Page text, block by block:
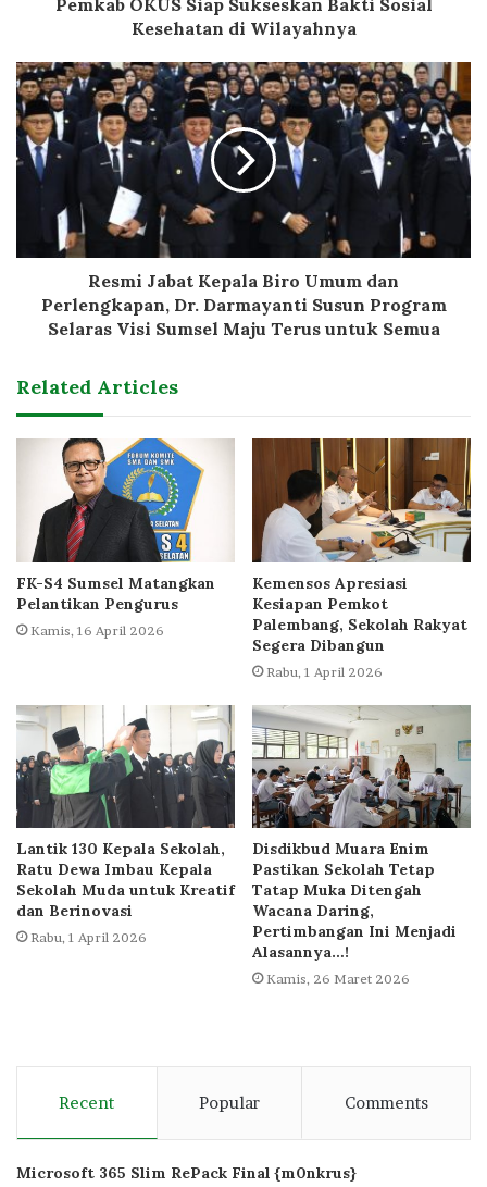
Pemkab OKUS Siap Sukseskan Bakti Sosial
Kesehatan di Wilayahnya
Resmi Jabat Kepala Biro Umum dan
Perlengkapan, Dr. Darmayanti Susun Program
Selaras Visi Sumsel Maju Terus untuk Semua
Related Articles
FK-S4 Sumsel Matangkan
Pelantikan Pengurus
Kamis, 16 April 2026
Kemensos Apresiasi
Kesiapan Pemkot
Palembang, Sekolah Rakyat
Segera Dibangun
Rabu, 1 April 2026
Lantik 130 Kepala Sekolah,
Ratu Dewa Imbau Kepala
Sekolah Muda untuk Kreatif
dan Berinovasi
Rabu, 1 April 2026
Disdikbud Muara Enim
Pastikan Sekolah Tetap
Tatap Muka Ditengah
Wacana Daring,
Pertimbangan Ini Menjadi
Alasannya…!
Kamis, 26 Maret 2026
Recent Popular Comments
Microsoft 365 Slim RePack Final {m0nkrus}